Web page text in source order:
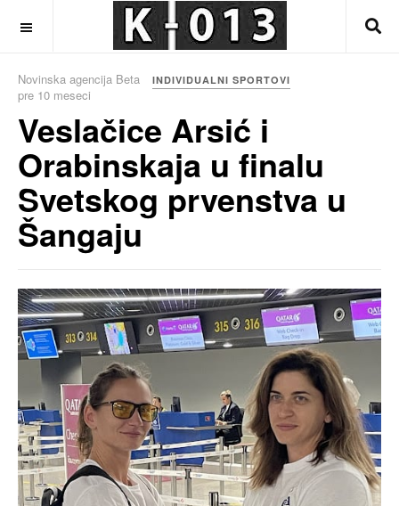
Novinska agencija Beta INDIVIDUALNI SPORTOVI
pre 10 meseci
Veslačice Arsić i
Orabinskaja u finalu
Svetskog prvenstva u
Šangaju